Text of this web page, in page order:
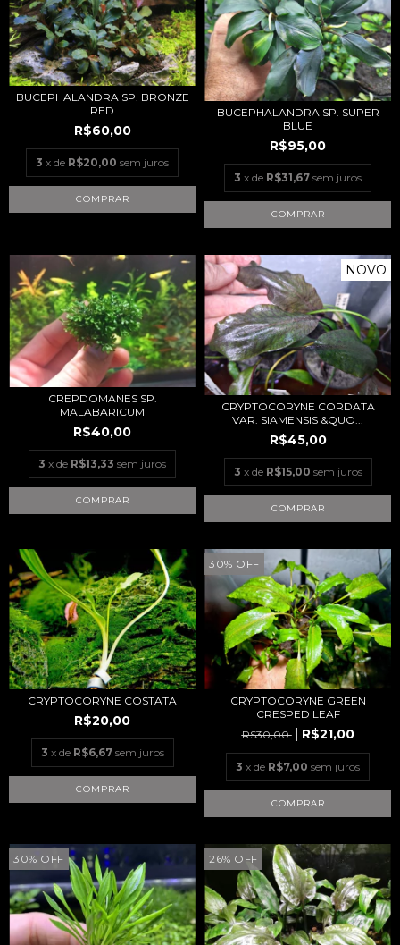
BUCEPHALANDRA SP. BRONZE
RED
R$60,00
3 x de R$20,00 sem juros
BUCEPHALANDRA SP. SUPER
BLUE
R$95,00
3 x de R$31,67 sem juros
CREPDOMANES SP.
MALABARICUM
R$40,00
3 x de R$13,33 sem juros
NOVO
CRYPTOCORYNE CORDATA
VAR. SIAMENSIS &QUO...
R$45,00
3 x de R$15,00 sem juros
CRYPTOCORYNE COSTATA
R$20,00
3 x de R$6,67 sem juros
30% OFF
CRYPTOCORYNE GREEN
CRESPED LEAF
R$30,00
R$21,00
3 x de R$7,00 sem juros
30% OFF 26% OFF